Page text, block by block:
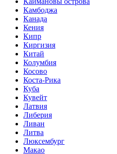
Камбоджа
Канада
Кения
Кипр
Киргизия
Китай
Колумбия
Косово
Коста-Рика
Куба
Кувейт
Латвия
Либерия
Ливан
Литва
Люксембург
Макао